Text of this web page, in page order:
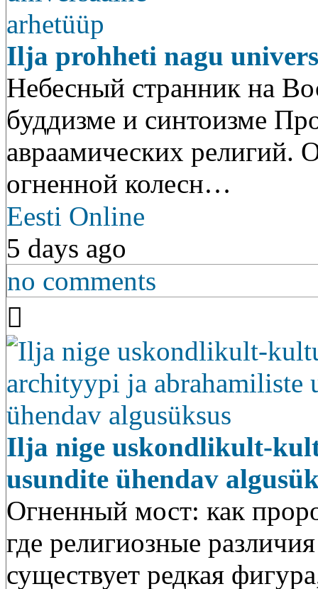
Ilja prohheti nagu
Небесный странник на
буддизме и синтоизме
авраамических религий.
огненной колесн…
Eesti Online
5 days ago
no comments
Ilja nige uskondlikult-
usundite ühendav
Огненный мост: как
где религиозные
существует редкая